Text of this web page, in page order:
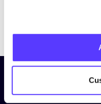
Inscrivez-
d’information